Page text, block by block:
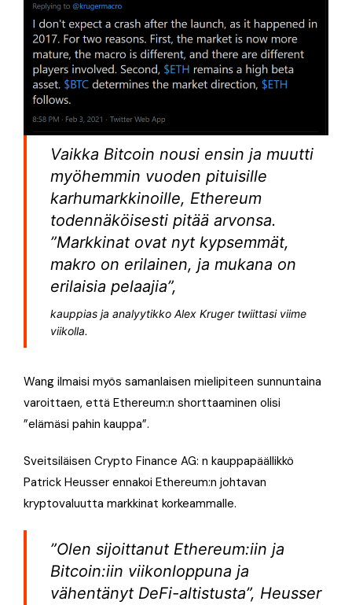
Vaikka Bitcoin nousi ensin ja muutti
myöhemmin vuoden pituisille
karhumarkkinoille, Ethereum
todennäköisesti pitää arvonsa.
”Markkinat ovat nyt kypsemmät,
makro on erilainen, ja mukana on
erilaisia ​​pelaajia”,
kauppias ja analyytikko Alex Kruger twiittasi viime
viikolla.
Wang ilmaisi myös samanlaisen mielipiteen sunnuntaina
varoittaen, että Ethereum:n shorttaaminen olisi
”elämäsi pahin kauppa”.
Sveitsiläisen Crypto Finance AG: n kauppapäällikkö
Patrick Heusser ennakoi Ethereum:n johtavan
kryptovaluutta markkinat korkeammalle.
”Olen sijoittanut Ethereum:iin ja
Bitcoin:iin viikonloppuna ja
vähentänyt DeFi-altistusta”, Heusser